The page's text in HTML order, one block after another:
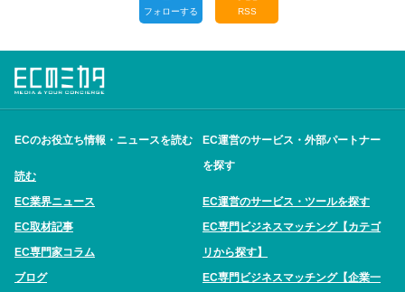
フォローする RSS
ECのお役立ち情報・ニュースを読む
読む
EC業界ニュース
EC取材記事
EC専門家コラム
ブログ
EC運営のサービス・外部パートナー
を探す
EC運営のサービス・ツールを探す
EC専門ビジネスマッチング【カテゴ
リから探す】
EC専門ビジネスマッチング【企業一